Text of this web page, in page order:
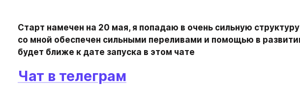
Старт намечен на 20 мая, я попадаю в очень сильную
со мной обеспечен сильными переливами и помощью в
будет ближе к дате запуска в этом чате
Чат в телеграм